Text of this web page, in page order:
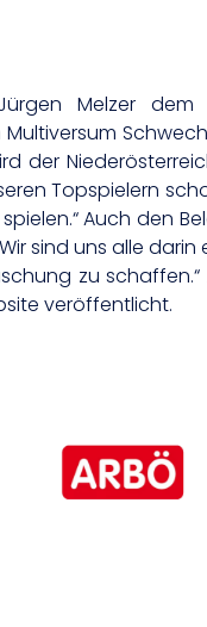
Melzer
der
Topspielern
Auch den
sind uns alle darin
zu
veröffentlicht.